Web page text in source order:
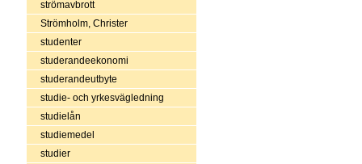
strömavbrott
Strömholm, Christer
studenter
studerandeekonomi
studerandeutbyte
studie- och yrkesvägledning
studielån
studiemedel
studier